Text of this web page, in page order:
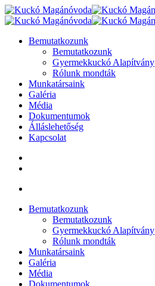
Bemutatkozunk
Bemutatkozunk
Gyermekkuckó Alapítvány
Rólunk mondták
Munkatársaink
Galéria
Média
Dokumentumok
Álláslehetőség
Kapcsolat
Bemutatkozunk
Bemutatkozunk
Gyermekkuckó Alapítvány
Rólunk mondták
Munkatársaink
Galéria
Média
Dokumentumok